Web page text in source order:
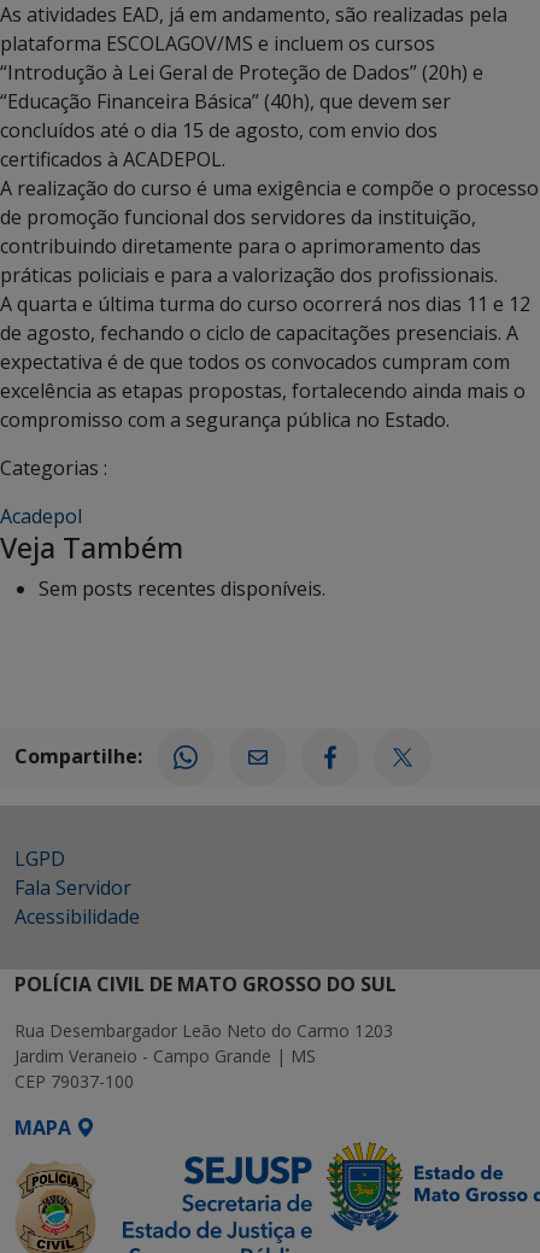
As atividades EAD, já em andamento, são realizadas pela
plataforma ESCOLAGOV/MS e incluem os cursos
“Introdução à Lei Geral de Proteção de Dados” (20h) e
“Educação Financeira Básica” (40h), que devem ser
concluídos até o dia 15 de agosto, com envio dos
certificados à ACADEPOL.
A realização do curso é uma exigência e compõe o processo
de promoção funcional dos servidores da instituição,
contribuindo diretamente para o aprimoramento das
práticas policiais e para a valorização dos profissionais.
A quarta e última turma do curso ocorrerá nos dias 11 e 12
de agosto, fechando o ciclo de capacitações presenciais. A
expectativa é de que todos os convocados cumpram com
excelência as etapas propostas, fortalecendo ainda mais o
compromisso com a segurança pública no Estado.
Categorias :
Acadepol
Veja Também
Sem posts recentes disponíveis.
Compartilhe:
LGPD
Fala Servidor
Acessibilidade
POLÍCIA CIVIL DE MATO GROSSO DO SUL
Rua Desembargador Leão Neto do Carmo 1203
Jardim Veraneio - Campo Grande | MS
CEP 79037-100
MAPA